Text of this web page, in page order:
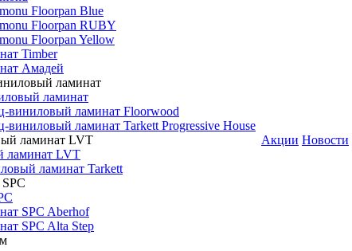
Floorpan Blue
Floorpan RUBY
Floorpan Yellow
Timber
Амадей
ламинат
виниловый ламинат Floorwood
виниловый ламинат Tarkett Progressive House
ламинат LVT
ламинат Tarkett
SPC Aberhof
SPC Alta Step
Акции Новости